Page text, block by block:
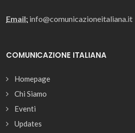
Email: info@comunicazioneitaliana.it
COMUNICAZIONE ITALIANA
Homepage
Chi Siamo
Eventi
Updates